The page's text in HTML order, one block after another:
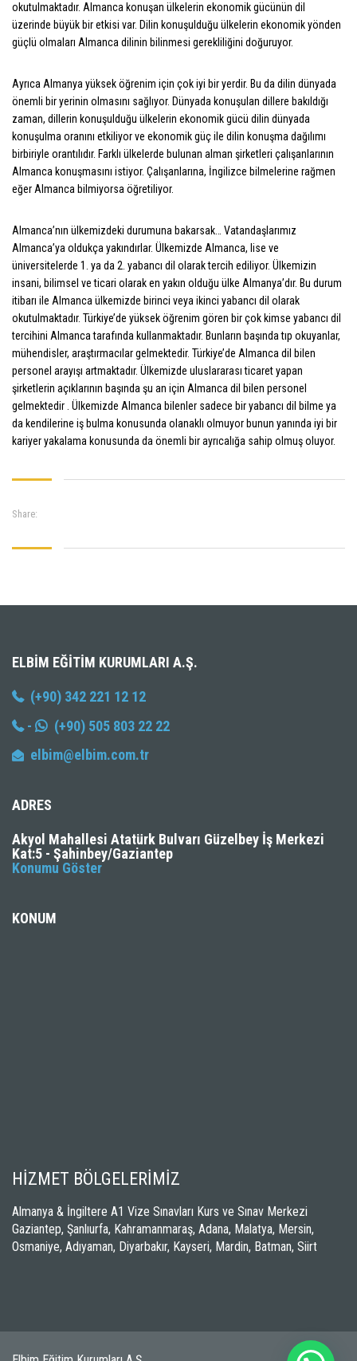
okutulmaktadır. Almanca konuşan ülkelerin ekonomik gücünün dil
üzerinde büyük bir etkisi var. Dilin konuşulduğu ülkelerin ekonomik yönden
güçlü olmaları Almanca dilinin bilinmesi gerekliliğini doğuruyor.
Ayrıca Almanya yüksek öğrenim için çok iyi bir yerdir. Bu da dilin dünyada
önemli bir yerinin olmasını sağlıyor. Dünyada konuşulan dillere bakıldığı
zaman, dillerin konuşulduğu ülkelerin ekonomik gücü dilin dünyada
konuşulma oranını etkiliyor ve ekonomik güç ile dilin konuşma dağılımı
birbiriyle orantılıdır. Farklı ülkelerde bulunan alman şirketleri çalışanlarının
Almanca konuşmasını istiyor. Çalışanlarına, İngilizce bilmelerine rağmen
eğer Almanca bilmiyorsa öğretiliyor.
Almanca’nın ülkemizdeki durumuna bakarsak… Vatandaşlarımız
Almanca’ya oldukça yakındırlar. Ülkemizde Almanca, lise ve
üniversitelerde 1. ya da 2. yabancı dil olarak tercih ediliyor. Ülkemizin
insani, bilimsel ve ticari olarak en yakın olduğu ülke Almanya’dır. Bu durum
itibarı ile Almanca ülkemizde birinci veya ikinci yabancı dil olarak
okutulmaktadır. Türkiye’de yüksek öğrenim gören bir çok kimse yabancı dil
tercihini Almanca tarafında kullanmaktadır. Bunların başında tıp okuyanlar,
mühendisler, araştırmacılar gelmektedir. Türkiye’de Almanca dil bilen
personel arayışı artmaktadır. Ülkemizde uluslararası ticaret yapan
şirketlerin açıklarının başında şu an için Almanca dil bilen personel
gelmektedir . Ülkemizde Almanca bilenler sadece bir yabancı dil bilme ya
da kendilerine iş bulma konusunda olanaklı olmuyor bunun yanında iyi bir
kariyer yakalama konusunda da önemli bir ayrıcalığa sahip olmuş oluyor.
Share:
ELBIM EĞITIM KURUMLARI A.Ş.
(+90) 342 221 12 12
-
(+90) 505 803 22 22
elbim@elbim.com.tr
ADRES
Akyol Mahallesi Atatürk Bulvarı Güzelbey İş Merkezi
Kat:5 - Şahinbey/Gaziantep
Konumu Göster
KONUM
HİZMET BÖLGELERİMİZ
Almanya & İngiltere A1 Vize Sınavları Kurs ve Sınav Merkezi
Gaziantep, Şanlıurfa, Kahramanmaraş, Adana, Malatya, Mersin,
Osmaniye, Adıyaman, Diyarbakır, Kayseri, Mardin, Batman, Siirt